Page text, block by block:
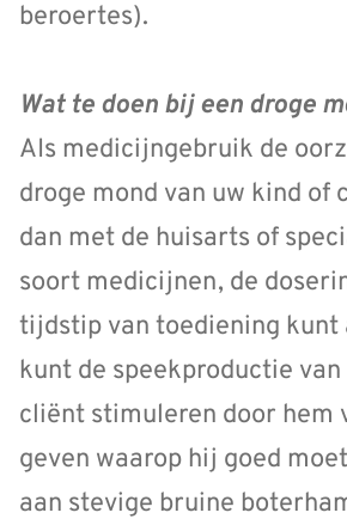
beroertes).
Wat te doen bij een droge
AIs medicijngebruik de
droge mond van uw kind of
dan met de huisarts of
soort medicijnen, de
tijdstip van toediening kunt
kunt de speekproductie
cliënt stimuleren door hem
geven waarop hij goed
aan stevige bruine